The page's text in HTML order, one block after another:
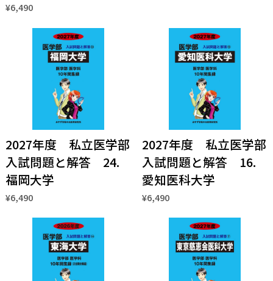
¥6,490
2027年度 私立医学部
入試問題と解答 24.
福岡大学
¥6,490
2027年度 私立医学部
入試問題と解答 16.
愛知医科大学
¥6,490